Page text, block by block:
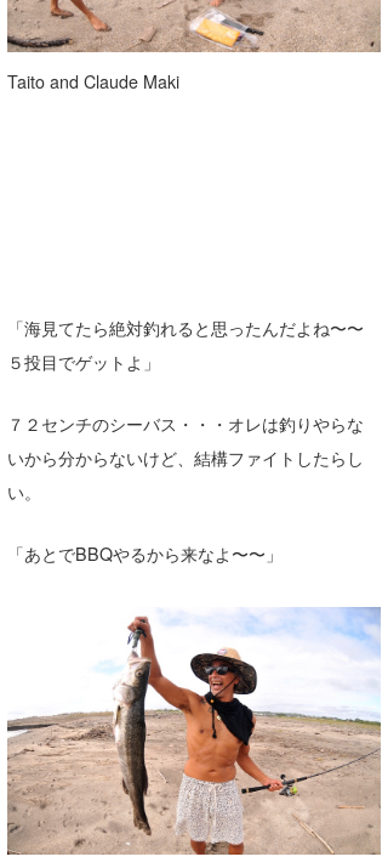
Taito and Claude Maki
「海見てたら絶対釣れると思ったんだよね〜〜
５投目でゲットよ」
７２センチのシーバス・・・オレは釣りやらな
いから分からないけど、結構ファイトしたらし
い。
「あとでBBQやるから来なよ〜〜」